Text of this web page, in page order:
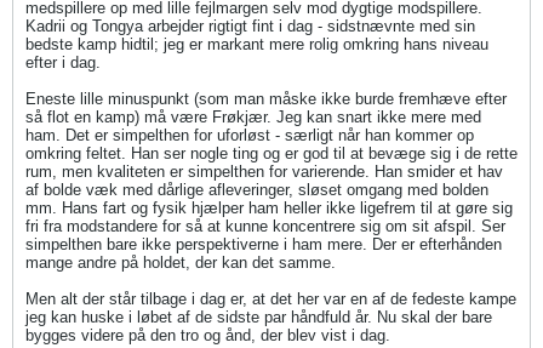
medspillere op med lille fejlmargen selv mod dygtige modspillere.
Kadrii og Tongya arbejder rigtigt fint i dag - sidstnævnte med sin
bedste kamp hidtil; jeg er markant mere rolig omkring hans niveau
efter i dag.
Eneste lille minuspunkt (som man måske ikke burde fremhæve efter
så flot en kamp) må være Frøkjær. Jeg kan snart ikke mere med
ham. Det er simpelthen for uforløst - særligt når han kommer op
omkring feltet. Han ser nogle ting og er god til at bevæge sig i de rette
rum, men kvaliteten er simpelthen for varierende. Han smider et hav
af bolde væk med dårlige afleveringer, sløset omgang med bolden
mm. Hans fart og fysik hjælper ham heller ikke ligefrem til at gøre sig
fri fra modstandere for så at kunne koncentrere sig om sit afspil. Ser
simpelthen bare ikke perspektiverne i ham mere. Der er efterhånden
mange andre på holdet, der kan det samme.
Men alt der står tilbage i dag er, at det her var en af de fedeste kampe
jeg kan huske i løbet af de sidste par håndfuld år. Nu skal der bare
bygges videre på den tro og ånd, der blev vist i dag.